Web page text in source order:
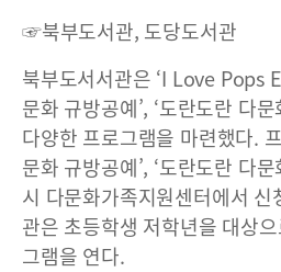
☞북부도서관, 도당도서관
북부도서서관은 ‘I Love Pops
문화 규방공예’, ‘도란도란 다
다양한 프로그램을 마련했다.
문화 규방공예’, ‘도란도란 다
시 다문화가족지원센터에서
관은 초등학생 저학년을 대상
그램을 연다.